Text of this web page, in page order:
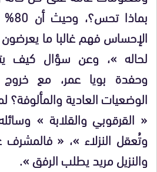
الإحساس فهم غالبا ما
لحاله »، وعن سؤال كيف
وحفدة بويا عمر، مع
الوضعيات العادية
« القرقوبي والقلابة »
وتُعقل النزلاء »، «
والنزيل مريد يطلب الرفق ».